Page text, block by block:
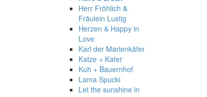
Herr Fröhlich &
Fräulein Lustig
Herzen & Happy in
Love
Karl der Marienkäfer
Katze + Kater
Kuh + Bauernhof
Lama Spucki
Let the sunshine in